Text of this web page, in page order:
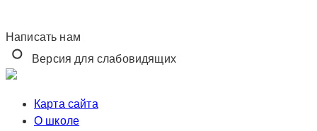
Написать нам
Версия для слабовидящих
Карта сайта
О школе